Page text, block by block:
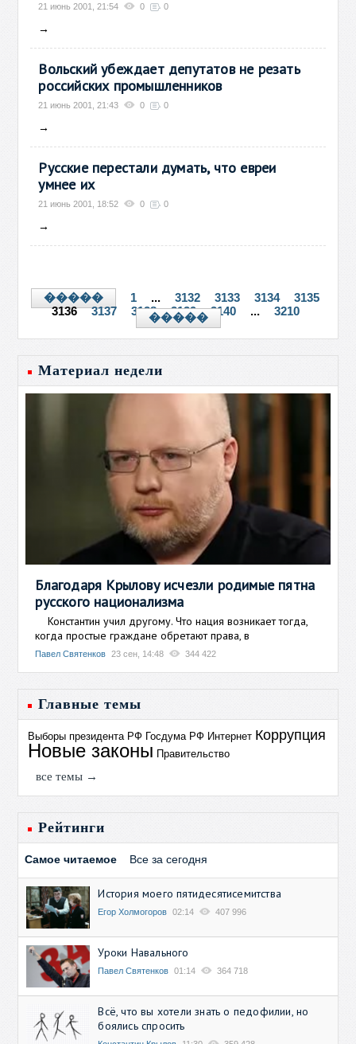
21 июнь 2001, 21:54 0 0
→
Вольский убеждает депутатов не резать
российских промышленников
21 июнь 2001, 21:43 0 0
→
Русские перестали думать, что евреи
умнее их
21 июнь 2001, 18:52 0 0
→
����� 1 ... 3132 3133 3134
3135
3136
3137 3138 3139 3140 ... 3210
�����
Материал недели
Благодаря Крылову исчезли родимые пятна
русского национализма
Константин учил другому. Что нация возникает тогда,
когда простые граждане обретают права, в
Павел Святенков 23 сен, 14:48 344 422
Главные темы
Выборы президента РФ Госдума РФ Интернет Коррупция
Новые законы Правительство
все темы →
Рейтинги
Самое читаемое Все за сегодня
История моего пятидесятисемитства
Егор Холмогоров 02:14 407 996
Уроки Навального
Павел Святенков 01:14 364 718
Всё, что вы хотели знать о педофилии, но
боялись спросить